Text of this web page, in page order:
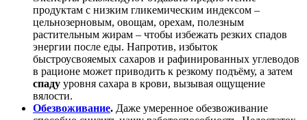
продуктам с низким гликемическим индексом –
цельнозерновым, овощам, орехам, полезным
растительным жирам – чтобы избежать резких спадов
энергии после еды. Напротив, избыток
быстроусвояемых сахаров и рафинированных углеводов
в рационе может приводить к резкому подъёму, а затем
спаду уровня сахара в крови, вызывая ощущение
вялости.
Обезвоживание. Даже умеренное обезвоживание